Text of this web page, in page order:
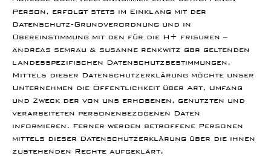
Person, erfolgt stets im Einklang mit der
Datenschutz-Grundverordnung und in
Übereinstimmung mit den für die H+ frisuren –
andreas semrau & susanne renkwitz gbr geltenden
landesspezifischen Datenschutzbestimmungen.
Mittels dieser Datenschutzerklärung möchte unser
Unternehmen die Öffentlichkeit über Art, Umfang
und Zweck der von uns erhobenen, genutzten und
verarbeiteten personenbezogenen Daten
informieren. Ferner werden betroffene Personen
mittels dieser Datenschutzerklärung über die ihnen
zustehenden Rechte aufgeklärt.